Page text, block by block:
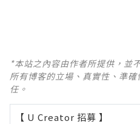
*本站之內容由作者所提供，並
所有博客的立場、真實性、準
任。
【 U Creator 招募 】